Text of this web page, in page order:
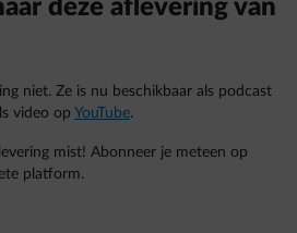
deze aflevering van
niet. Ze is nu beschikbaar als podcast
video op YouTube.
mist! Abonneer je meteen op
platform.